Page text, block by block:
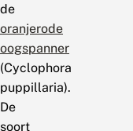
de
oranjerode
oogspanner
(Cyclophora
puppillaria).
De
soort